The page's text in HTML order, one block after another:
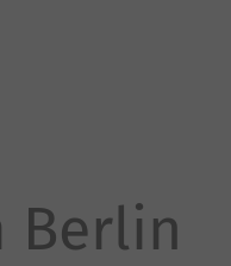
Berlin